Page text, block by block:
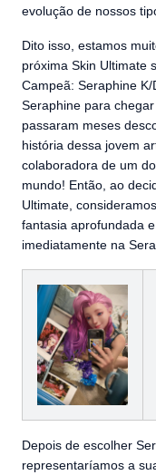
evolução de nossos
Dito isso, estamos
próxima Skin Ultimate
Campeã: Seraphine K/
Seraphine para
passaram meses
história dessa jovem
colaboradora de um
mundo! Então, ao
Ultimate,
fantasia aprofundada
imediatamente na
Depois de escolher
representaríamos a